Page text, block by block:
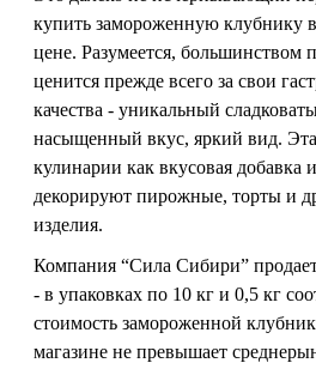
купить замороженную клубнику
цене. Разумеется, большинством
ценится прежде всего за свои
качества - уникальный
насыщенный вкус, яркий вид. Эта
кулинарии как вкусовая добавка
декорируют пирожные, торты и
изделия.
Компания “Сила Сибири”
- в упаковках по 10 кг и 0,5 кг
стоимость замороженной
магазине не превышает